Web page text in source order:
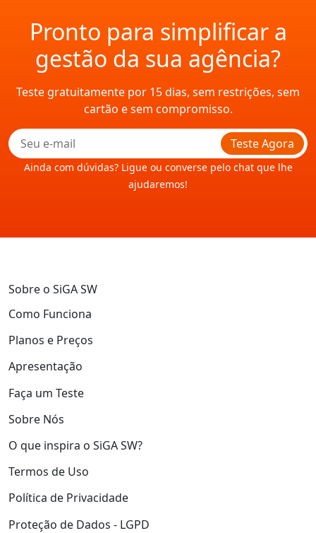
Pronto para simplificar a
gestão da sua agência?
Teste gratuitamente por 15 dias, sem restrições, sem
cartão e sem compromisso.
Teste Agora
Ainda com dúvidas? Ligue ou converse pelo chat que lhe
ajudaremos!
Sobre o SiGA SW
Como Funciona
Planos e Preços
Apresentação
Faça um Teste
Sobre Nós
O que inspira o SiGA SW?
Termos de Uso
Política de Privacidade
Proteção de Dados - LGPD